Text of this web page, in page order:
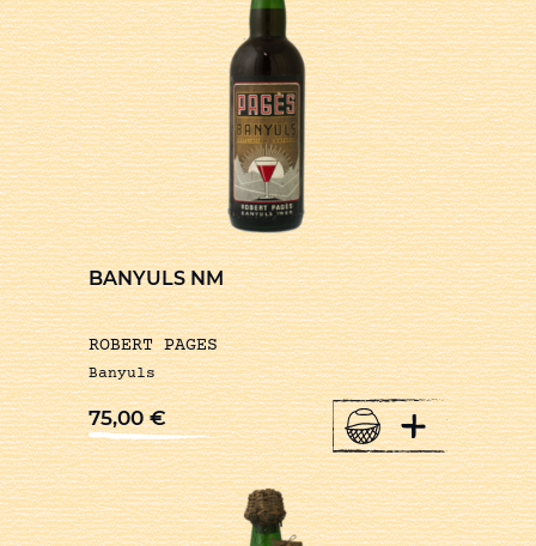
BANYULS NM
ROBERT PAGES
Banyuls
75,00€ +